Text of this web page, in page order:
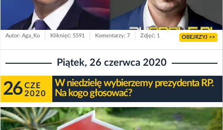
Autor: Aga_Ko Kliknięć: 5591 Komentarzy: 7 Zdjęć: 1 OBEJRZYJ >>
Piątek, 26 czerwca 2020
26 CZE
2020
W niedzielę wybierzemy prezydenta RP.
Na kogo głosować?